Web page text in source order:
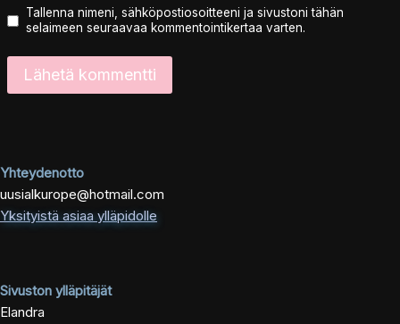
Tallenna nimeni, sähköpostiosoitteeni ja sivustoni tähän
selaimeen seuraavaa kommentointikertaa varten.
Yhteydenotto
uusialkurope@hotmail.com
Yksityistä asiaa ylläpidolle
Sivuston ylläpitäjät
Elandra